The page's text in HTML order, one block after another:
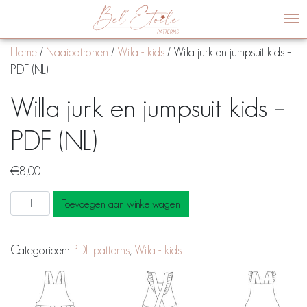
Home / Naaipatronen / Willa - kids / Willa jurk en jumpsuit kids –
PDF (NL)
Willa jurk en jumpsuit kids –
PDF (NL)
€8,00
Willa
jurk
jumpsuit
Toevoegen aan winkelwagen
Categorieën: PDF patterns, Willa - kids